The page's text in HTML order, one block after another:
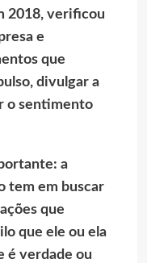
2018, verificou
e
que
divulgar a
o sentimento
a
tem em buscar
que
que ele ou ela
é verdade ou